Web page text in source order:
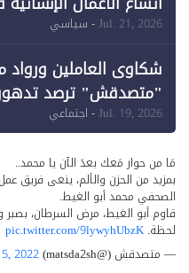
Jul. 21, 2026- سياسي
شكاوى العاملين ورواد
"متصدقش" ترصد تدهور
للإعلام"
Jul. 19, 2026- اجتماعي
مَا من حوار مَعك بعدَ الآن يا محمد..
بمزيد من الحزن والألم، ينعى
الصحفي محمد أبو الغيط.
قاوم أبو الغيط، مرض السرطان، بصبر
لحظة. pic.twitter.com/9lywyhUbzK
— متصدقش (@matsda2sh)
2022